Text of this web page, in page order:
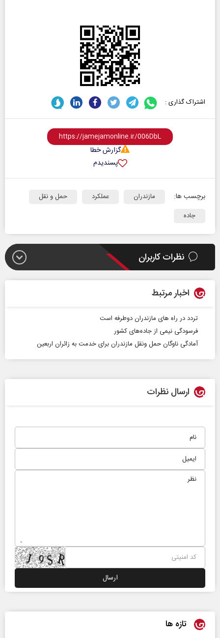
اشتراک گذاری :
گزارش خطا
پسندیدم
برچسب ها: مازندران عملکرد
حمل و نقل
جاده
نظرات کاربران
اخبار مرتبط
تردد در راه های مازندران دوطرفه است
فرسودگی نیمی از جاده‌های کشور
آمادگی ناوگان حمل ونقل مازندران برای خدمت به زائران اربعین
ارسال نظرات
تازه ها